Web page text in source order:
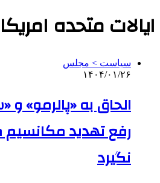
ایالات متحده امریکا
سیاست > مجلس
۱۴۰۴/۰۱/۲۶
الحاق به «پالرمو»
رفع تهدید
نگیرد